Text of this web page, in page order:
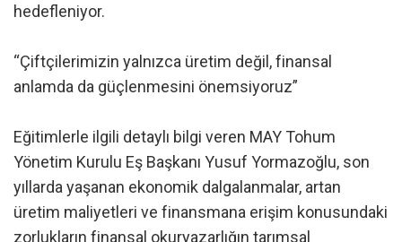
hedefleniyor.
“Çiftçilerimizin yalnızca üretim değil, finansal
anlamda da güçlenmesini önemsiyoruz”
Eğitimlerle ilgili detaylı bilgi veren MAY Tohum
Yönetim Kurulu Eş Başkanı Yusuf Yormazoğlu, son
yıllarda yaşanan ekonomik dalgalanmalar, artan
üretim maliyetleri ve finansmana erişim konusundaki
zorlukların finansal okuryazarlığın tarımsal